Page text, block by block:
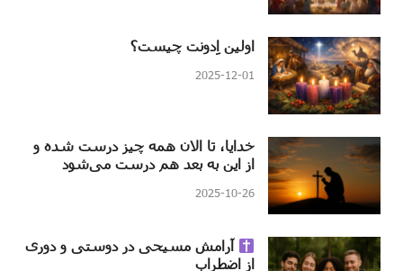
اولین اِدونت چیست؟
2025-12-01
خدایا، تا الان همه چیز درست شده و
از این به بعد هم درست می‌شود
2025-10-26
آرامش مسیحی در دوستی و دوری
از اضطراب